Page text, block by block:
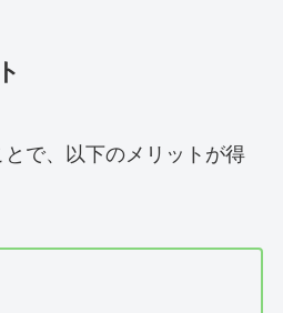
で、以下のメリットが得